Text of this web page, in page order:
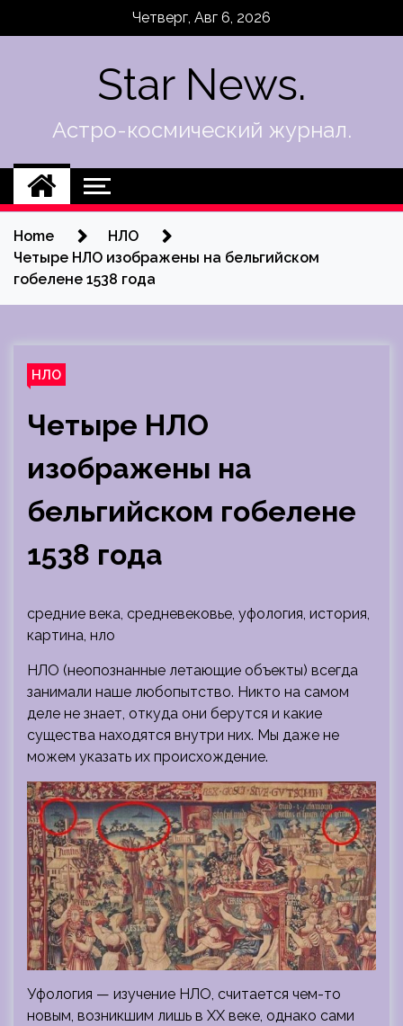
Четверг, Авг 6, 2026
Star News.
Астро-космический журнал.
Home
НЛО
Четыре НЛО изображены на бельгийском
гобелене 1538 года
НЛО
Четыре НЛО
изображены на
бельгийском гобелене
1538 года
средние века, средневековье, уфология, история,
картина, нло
НЛО (неопознанные летающие объекты) всегда
занимали наше любопытство. Никто на самом
деле не знает, откуда они берутся и какие
существа находятся внутри них. Мы даже не
можем указать их происхождение.
Уфология — изучение НЛО, считается чем-то
новым, возникшим лишь в ХХ веке, однако сами